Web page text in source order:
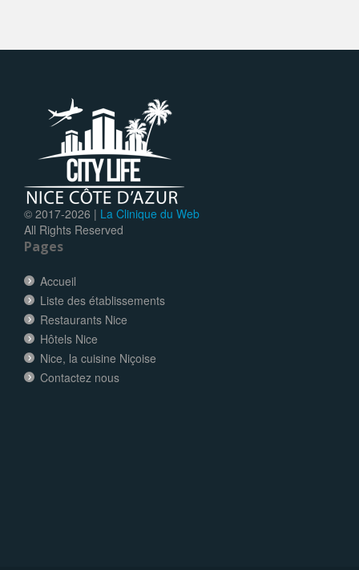
© 2017-2026 | La Clinique du Web
All Rights Reserved
Pages
Accueil
Liste des établissements
Restaurants Nice
Hôtels Nice
Nice, la cuisine Niçoise
Contactez nous